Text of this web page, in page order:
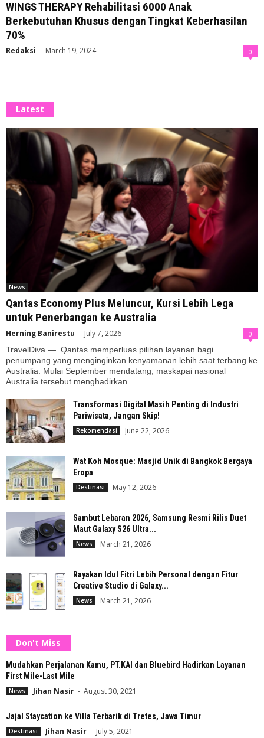
WINGS THERAPY Rehabilitasi 6000 Anak
Berkebutuhan Khusus dengan Tingkat Keberhasilan
70%
Redaksi - March 19, 2024 0
Latest
News
Qantas Economy Plus Meluncur, Kursi Lebih Lega
untuk Penerbangan ke Australia
Herning Banirestu - July 7, 2026 0
TravelDiva — Qantas memperluas pilihan layanan bagi
penumpang yang menginginkan kenyamanan lebih saat terbang ke
Australia. Mulai September mendatang, maskapai nasional
Australia tersebut menghadirkan...
Transformasi Digital Masih Penting di Industri
Pariwisata, Jangan Skip!
Rekomendasi June 22, 2026
Wat Koh Mosque: Masjid Unik di Bangkok Bergaya
Eropa
Destinasi May 12, 2026
Sambut Lebaran 2026, Samsung Resmi Rilis Duet
Maut Galaxy S26 Ultra...
News March 21, 2026
Rayakan Idul Fitri Lebih Personal dengan Fitur
Creative Studio di Galaxy...
News March 21, 2026
Don't Miss
Mudahkan Perjalanan Kamu, PT.KAI dan Bluebird Hadirkan Layanan
First Mile-Last Mile
News Jihan Nasir - August 30, 2021
Jajal Staycation ke Villa Terbarik di Tretes, Jawa Timur
Destinasi Jihan Nasir - July 5, 2021